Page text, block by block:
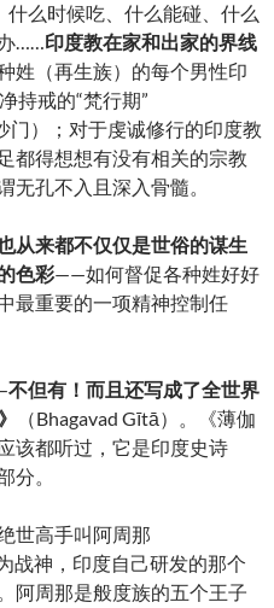
么时候吃、什么能碰、什么
……印度教在家和出家的界线
姓（再生族）的每个男性印
持戒的“梵行期”
门）；对于虔诚修行的印度教
都得想想有没有相关的宗教
无孔不入且深入骨髓。
从来都不仅仅是世俗的谋生
色彩——如何督促各种姓好好
最重要的一项精神控制任
不但有！而且还写成了全世界
（Bhagavad Gītā）。《薄伽
该都听过，它是印度史诗
分。
世高手叫阿周那
战神，印度自己研发的那个
阿周那是般度族的五个王子